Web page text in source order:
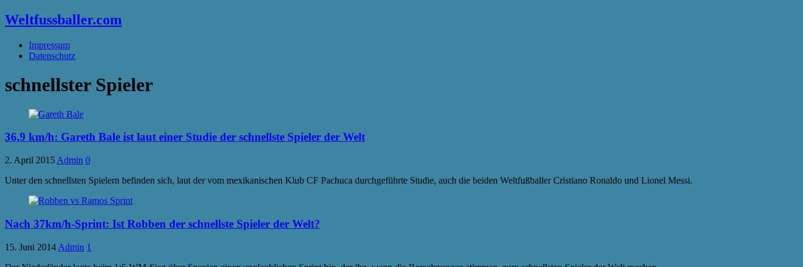
Weltfussballer.com
Impressum
Datenschutz
schnellster Spieler
36,9 km/h: Gareth Bale ist laut einer Studie der schnellste Spieler der Welt
2. April 2015 Admin 0
Unter den schnellsten Spielern befinden sich, laut der vom mexikanischen Klub CF Pachuca durchgeführte Studie, auch die beiden Weltfußballer Cristiano Ronaldo und Lionel Messi.
Nach 37km/h-Sprint: Ist Robben der schnellste Spieler der Welt?
15. Juni 2014 Admin 1